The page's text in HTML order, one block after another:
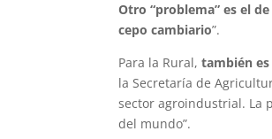
Otro “problema” es el
cepo cambiario”.
Para la Rural,también
la Secretaría de
sector agroindustrial. La
del mundo”.